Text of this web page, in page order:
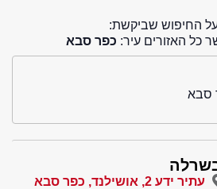
על החיפוש שביקשת:
כל האזורים עיר: כפר סבא
סבא
עתיר ידע 2, אושילנד, כפר סבא